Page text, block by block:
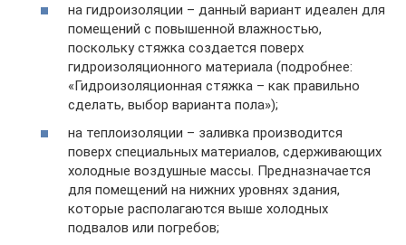
на гидроизоляции – данный вариант идеален для
помещений с повышенной влажностью,
поскольку стяжка создается поверх
гидроизоляционного материала (подробнее:
«Гидроизоляционная стяжка – как правильно
сделать, выбор варианта пола»);
на теплоизоляции – заливка производится
поверх специальных материалов, сдерживающих
холодные воздушные массы. Предназначается
для помещений на нижних уровнях здания,
которые располагаются выше холодных
подвалов или погребов;